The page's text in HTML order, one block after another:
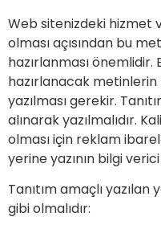
Web sitenizdeki hizmet
olması açısından bu
hazırlanması önemlidir.
hazırlanacak
yazılması gerekir.
alınarak yazılmalıdır.
olması için reklam
yerine yazının bilgi
Tanıtım amaçlı yazılan
gibi olmalıdır: